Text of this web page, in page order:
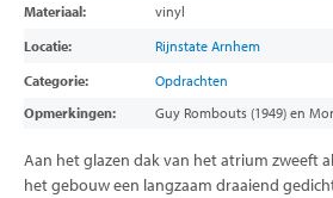
Materiaal:
vinyl
Locatie:
Rijnstate Arnhem
Categorie:
Opdrachten
Opmerkingen:
Guy Rombouts (1949) en
Aan het glazen dak van het atrium zweeft
het gebouw een langzaam draaiend